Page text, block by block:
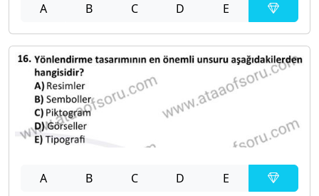
A B C D E
A B C D E